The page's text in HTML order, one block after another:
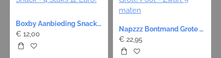
Boxby Aanbieding Snack - 4 Stuks 12 Euro!
€ 12,00
Napzzz Bontmand Grote Poot - Zwart 9 maten
€ 22,95